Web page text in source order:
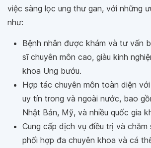
việc sàng lọc ung thư gan, với những
như:
Bệnh nhân được khám và tư vấn
sĩ chuyên môn cao, giàu kinh
khoa Ung bướu.
Hợp tác chuyên môn toàn diện
uy tín trong và ngoài nước, bao
Nhật Bản, Mỹ, và nhiều quốc gia
Cung cấp dịch vụ điều trị và
phối hợp đa chuyên khoa và cá